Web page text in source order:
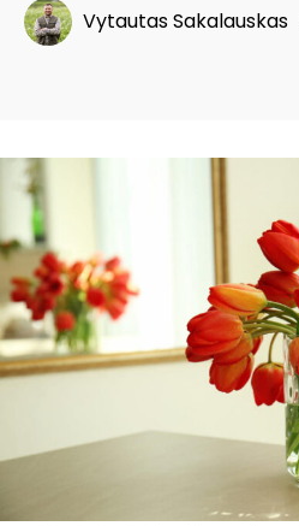
Vytautas Sakalauskas